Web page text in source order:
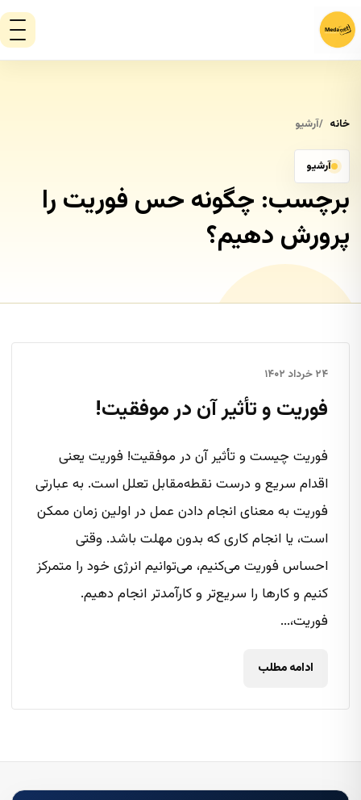
خانه آرشیو
آرشیو
برچسب: چگونه حس فوریت را
پرورش دهیم؟
۲۴ خرداد ۱۴۰۲
فوریت و تأثیر آن در موفقیت!
فوریت چیست و تأثیر آن در موفقیت! فوریت یعنی
اقدام سریع و درست نقطه‌‌مقابل تعلل است. به عبارتی
فوریت به معنای انجام دادن عمل در اولین زمان ممکن
است، یا انجام کاری که بدون مهلت باشد. وقتی
احساس فوریت می‌کنیم، می‌توانیم انرژی خود را متمرکز
کنیم و کارها را سریع‌تر و کارآمدتر انجام دهیم.
فوریت،...
ادامه مطلب